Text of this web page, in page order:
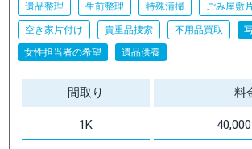
遺品整理 生前整理 特殊清掃 ごみ屋敷
空き家片付け 貴重品捜索 不用品買取
女性担当者の希望
遺品供養
間取り 料
1K